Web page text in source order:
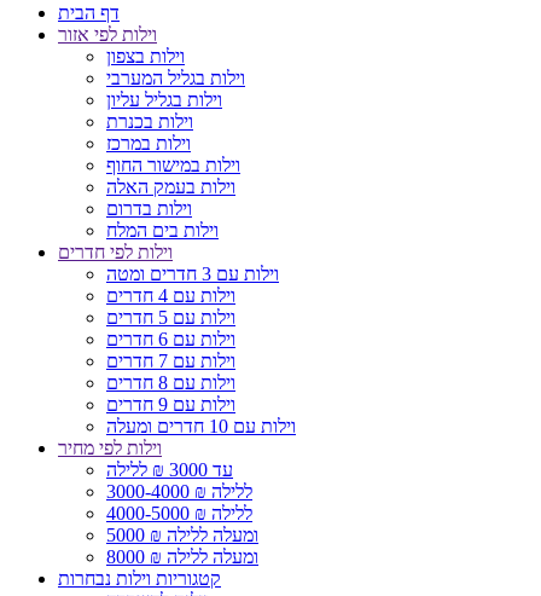
דף הבית
וילות לפי אזור
וילות בצפון
וילות בגליל המערבי
וילות בגליל עליון
וילות בכנרת
וילות במרכז
וילות במישור החוף
וילות בעמק האלה
וילות בדרום
וילות בים המלח
וילות לפי חדרים
וילות עם 3 חדרים ומטה
וילות עם 4 חדרים
וילות עם 5 חדרים
וילות עם 6 חדרים
וילות עם 7 חדרים
וילות עם 8 חדרים
וילות עם 9 חדרים
וילות עם 10 חדרים ומעלה
וילות לפי מחיר
עד 3000 ₪ ללילה
3000-4000 ₪ ללילה
4000-5000 ₪ ללילה
5000 ₪ ומעלה ללילה
8000 ₪ ומעלה ללילה
קטגוריות וילות נבחרות